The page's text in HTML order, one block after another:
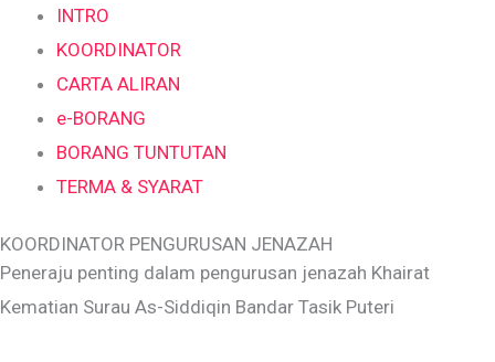
INTRO
KOORDINATOR
CARTA ALIRAN
e-BORANG
BORANG TUNTUTAN
TERMA & SYARAT
KOORDINATOR PENGURUSAN JENAZAH
Peneraju penting dalam pengurusan jenazah Khairat
Kematian Surau As-Siddiqin Bandar Tasik Puteri